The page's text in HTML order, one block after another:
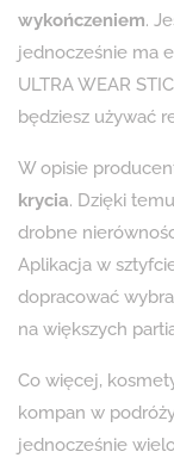
wykończeniem.
jednocześnie ma
ULTRA WEAR
będziesz używać
W opisie
krycia. Dzięki
drobne
Aplikacja w
dopracować
na większych
Co więcej,
kompan w
jednocześnie